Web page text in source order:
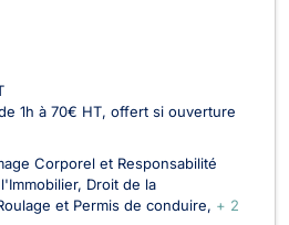
1h à 70€ HT, offert si ouverture
Corporel et Responsabilité
Droit de la
et Permis de conduire
+ 2